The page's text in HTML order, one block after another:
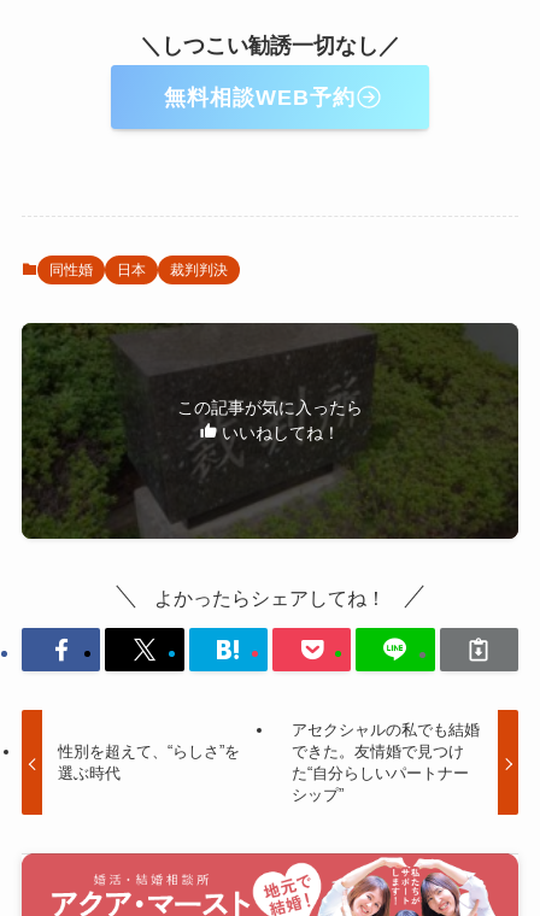
＼しつこい勧誘一切なし／
無料相談WEB予約
同性婚 日本 裁判判決
この記事が気に入ったら
いいねしてね！
よかったらシェアしてね！
性別を超えて、“らしさ”を
選ぶ時代
アセクシャルの私でも結婚
できた。友情婚で見つけ
た“自分らしいパートナー
シップ”